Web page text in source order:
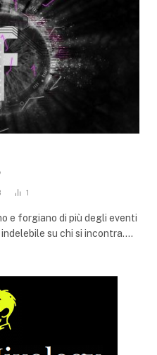
1
e forgiano di più degli eventi
su chi si incontra.…